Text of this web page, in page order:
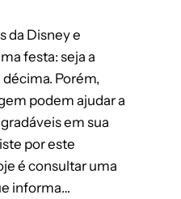
da Disney e
festa: seja a
Porém,
podem ajudar a
em sua
por este
é consultar uma
informa…